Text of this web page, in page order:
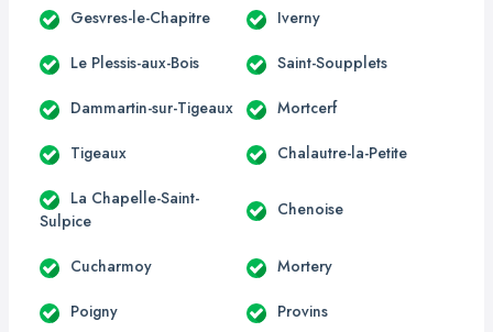
Gesvres-le-Chapitre Iverny
Le Plessis-aux-Bois Saint-Soupplets
Dammartin-sur-Tigeaux Mortcerf
Tigeaux Chalautre-la-Petite
La Chapelle-Saint-
Sulpice
Chenoise
Cucharmoy Mortery
Poigny Provins